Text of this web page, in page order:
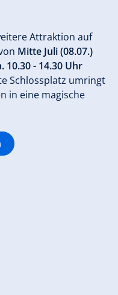
Attraktion auf
Mitte Juli (08.07.)
10.30 - 14.30 Uhr
Schlossplatz umringt
in eine magische